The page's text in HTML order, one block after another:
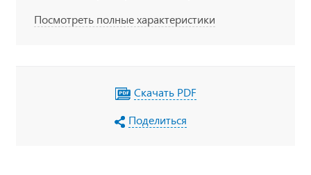
Посмотреть полные характеристики
Скачать PDF
Поделиться